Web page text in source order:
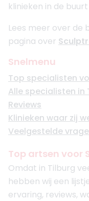
klinieken in de
Lees meer over de
pagina over
Snelmenu
Top specialisten
Alle specialisten in
Reviews
Klinieken waar zij
Veelgestelde
Top artsen voor
Omdat in Tilburg
hebben wij een
ervaring, reviews,